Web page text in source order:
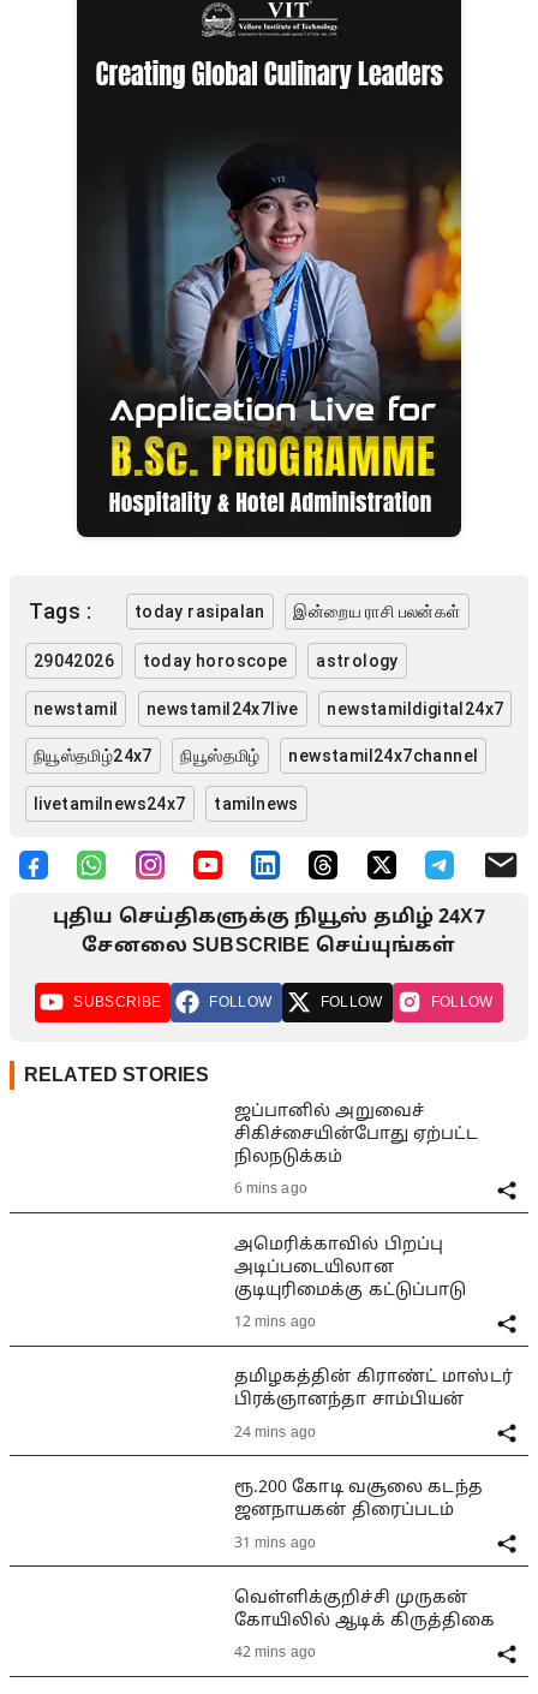
Tags : today rasipalan இன்றைய ராசி பலன்கள்
29042026 today horoscope astrology
newstamil newstamil24x7live newstamildigital24x7
நியூஸ்தமிழ்24x7 நியூஸ்தமிழ் newstamil24x7channel
livetamilnews24x7 tamilnews
புதிய செய்திகளுக்கு நியூஸ் தமிழ் 24X7
சேனலை SUBSCRIBE செய்யுங்கள்
SUBSCRIBE FOLLOW FOLLOW FOLLOW
RELATED STORIES
ஜப்பானில் அறுவைச்
சிகிச்சையின்போது ஏற்பட்ட
நிலநடுக்கம்
6 mins ago
அமெரிக்காவில் பிறப்பு
அடிப்படையிலான
குடியுரிமைக்கு கட்டுப்பாடு
12 mins ago
தமிழகத்தின் கிராண்ட் மாஸ்டர்
பிரக்ஞானந்தா சாம்பியன்
24 mins ago
ரூ.200 கோடி வசூலை கடந்த
ஜனநாயகன் திரைப்படம்
31 mins ago
வெள்ளிக்குறிச்சி முருகன்
கோயிலில் ஆடிக் கிருத்திகை
42 mins ago